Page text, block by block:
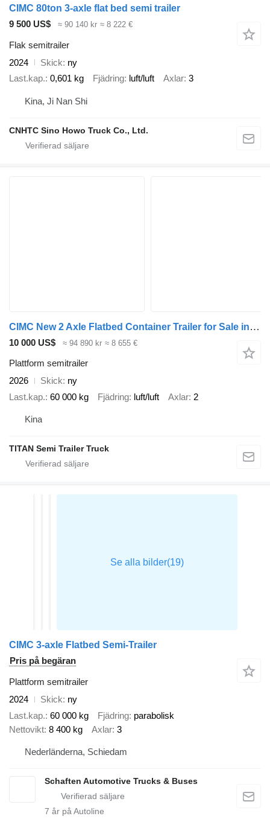
CIMC 80ton 3-axle flat bed semi trailer
9 500 US$
≈ 90 140 kr ≈ 8 222 €
Flak semitrailer
2024
Skick ny
Last.kap. 0,601 kg Fjädring luft/luft Axlar 3
Kina, Ji Nan Shi
CNHTC Sino Howo Truck Co., Ltd.
CIMC New 2 Axle Flatbed Container Trailer for Sale in Tanzania
10 000 US$ ≈ 94 890 kr ≈ 8 655 €
Plattform semitrailer
2026
Skick ny
Last.kap. 60 000 kg Fjädring luft/luft Axlar 2
Kina
TITAN Semi Trailer Truck
CIMC 3-axle Flatbed Semi-Trailer
Pris på begäran
Plattform semitrailer
2024
Skick ny
Last.kap. 60 000 kg Fjädring parabolisk
Nettovikt 8 400 kg Axlar 3
Nederländerna, Schiedam
Schaften Automotive Trucks & Buses
7 år på Autoline